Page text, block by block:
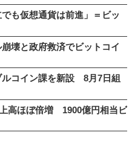
も仮想通貨は前進」＝ビッ
壊と政府救済でビットコイ
ルコイン課を新設 8月7日組
高ほぼ倍増 1900億円相当ビ